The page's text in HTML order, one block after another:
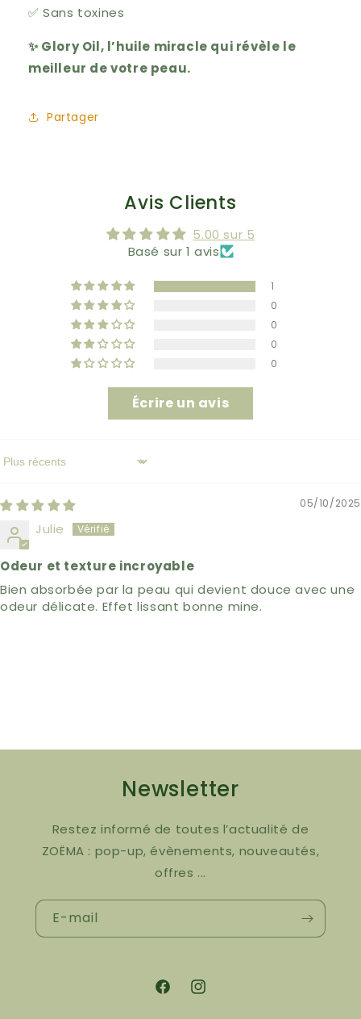
✅ Sans toxines
✨ Glory Oil, l’huile miracle qui révèle le
meilleur de votre peau.
Partager
Avis Clients
5.00 sur 5
Basé sur 1 avis
1
0
0
0
0
Écrire un avis
Sort by
05/10/2025
Julie
Odeur et texture incroyable
Bien absorbée par la peau qui devient douce avec une
odeur délicate. Effet lissant bonne mine.
Newsletter
Restez informé de toutes l’actualité de
ZOËMA : pop-up, évènements, nouveautés,
offres ...
E-mail
FacebookInstagram